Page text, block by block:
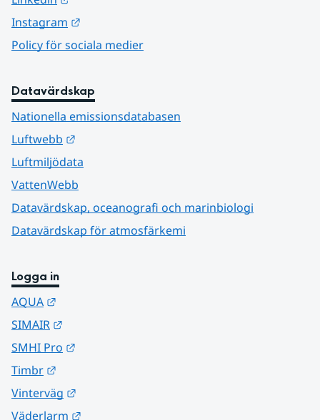
Instagram
Policy för sociala medier
Datavärdskap
Nationella emissionsdatabasen
Luftwebb
Luftmiljödata
VattenWebb
Datavärdskap, oceanografi och marinbiologi
Datavärdskap för atmosfärkemi
Logga in
AQUA
SIMAIR
SMHI Pro
Timbr
Vinterväg
Väderlarm